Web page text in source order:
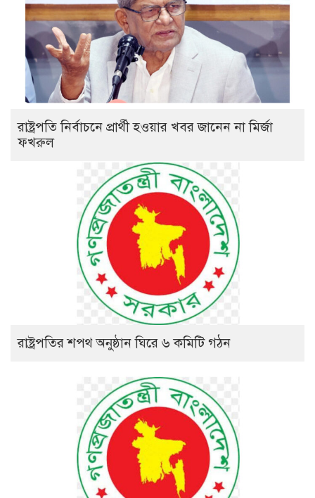
রাষ্ট্রপতি নির্বাচনে প্রার্থী হওয়ার খবর জানেন না মির্জা
ফখরুল
রাষ্ট্রপতির শপথ অনুষ্ঠান ঘিরে ৬ কমিটি গঠন